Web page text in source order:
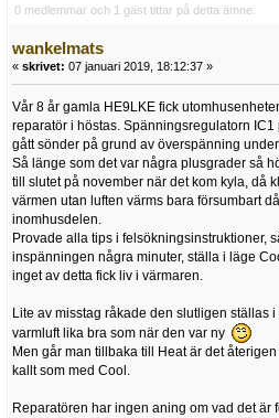
0 medlemmar och 1 gäst tittar på detta ämne.
wankelmats
« skrivet: 07 januari 2019, 18:12:37 »
Vår 8 år gamla HE9LKE fick
reparatör i höstas. Spänningsregulatorn
gått sönder på grund av överspänning
Så länge som det var några plusgrader så
till slutet på november när det kom kyla, då
värmen utan luften värms bara försumbart
inomhusdelen.
Provade alla tips i felsökningsinstruktioner,
inspänningen några minuter, ställa i läge
inget av detta fick liv i värmaren.
Lite av misstag råkade den slutligen ställas
varmluft lika bra som när den var ny
Men går man tillbaka till Heat är det
kallt som med Cool.
Reparatören har ingen aning om vad det är